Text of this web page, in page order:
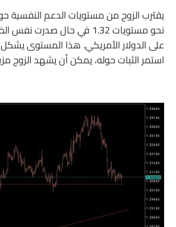
نحو مستويات 1.32 في حال
على الدولار الأمريكي. هذا المستوى
استمر الثبات حوله، يمكن أن يشهد الزوج